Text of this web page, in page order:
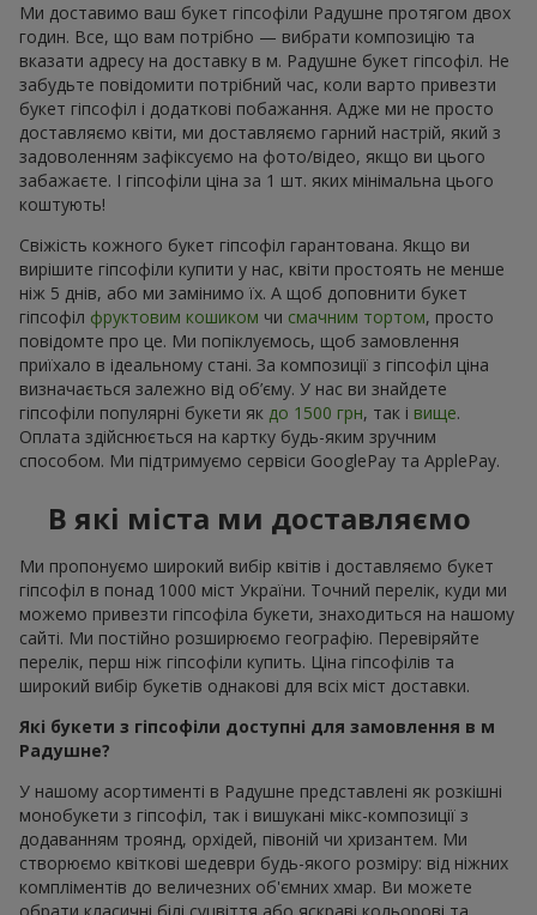
Ми доставимо ваш букет гіпсофіли Радушне протягом двох
годин. Все, що вам потрібно — вибрати композицію та
вказати адресу на доставку в м. Радушне букет гіпсофіл. Не
забудьте повідомити потрібний час, коли варто привезти
букет гіпсофіл і додаткові побажання. Адже ми не просто
доставляємо квіти, ми доставляємо гарний настрій, який з
задоволенням зафіксуємо на фото/відео, якщо ви цього
забажаєте. І гіпсофіли ціна за 1 шт. яких мінімальна цього
коштують!
Свіжість кожного букет гіпсофіл гарантована. Якщо ви
вирішите гіпсофіли купити у нас, квіти простоять не менше
ніж 5 днів, або ми замінимо їх. А щоб доповнити букет
гіпсофіл фруктовим кошиком чи смачним тортом, просто
повідомте про це. Ми попіклуємось, щоб замовлення
приїхало в ідеальному стані. За композиції з гіпсофіл ціна
визначається залежно від об’єму. У нас ви знайдете
гіпсофіли популярні букети як до 1500 грн, так і вище.
Оплата здійснюється на картку будь-яким зручним
способом. Ми підтримуємо сервіси GooglePay та ApplePay.
В які міста ми доставляємо
Ми пропонуємо широкий вибір квітів і доставляємо букет
гіпсофіл в понад 1000 міст України. Точний перелік, куди ми
можемо привезти гіпсофіла букети, знаходиться на нашому
сайті. Ми постійно розширюємо географію. Перевіряйте
перелік, перш ніж гіпсофіли купить. Ціна гіпсофілів та
широкий вибір букетів однакові для всіх міст доставки.
Які букети з гіпсофіли доступні для замовлення в м
Радушне?
У нашому асортименті в Радушне представлені як розкішні
монобукети з гіпсофіл, так і вишукані мікс-композиції з
додаванням троянд, орхідей, півоній чи хризантем. Ми
створюємо квіткові шедеври будь-якого розміру: від ніжних
компліментів до величезних об'ємних хмар. Ви можете